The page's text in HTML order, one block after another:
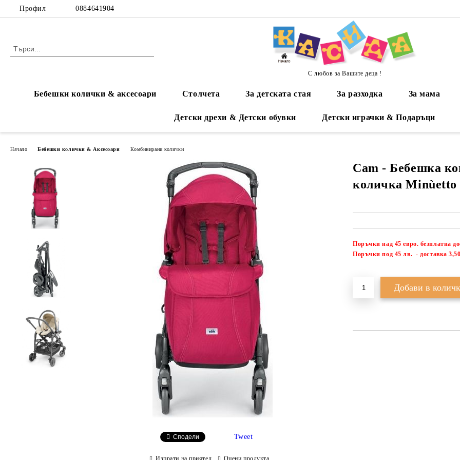
Профил 0884641904
С любов за Вашите деца !
Бебешки колички & аксесоари Столчета За детската стая За разходка За мама
Детски дрехи & Детски обувки Детски играчки & Подаръци
Начало Бебешки колички & Аксесоари Комбинирани колички
Cam - Бебешка
количка Minùetto
Поръчки над 45 евро. безплатна
Поръчки под 45 лв. - доставка
Сподели Tweet
Изпрати на приятел Оцени продукта